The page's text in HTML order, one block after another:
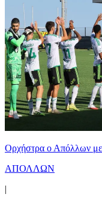
Ορχήστρα o Aπόλλων
ΑΠΟΛΛΩΝ
|